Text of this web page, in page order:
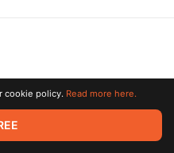
reserved. All trademarks
owners.
cookie policy. Read more here.